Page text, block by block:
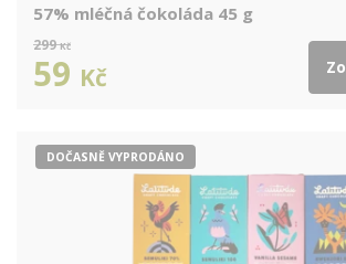
57% mléčná čokoláda 45 g
299 Kč
59 Kč
DOČASNĚ VYPRODÁNO